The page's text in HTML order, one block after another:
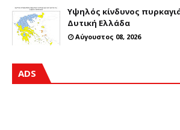
Υψηλός κίνδυνος
Δυτική Ελλάδα
Αύγουστος 08, 2026
ADS